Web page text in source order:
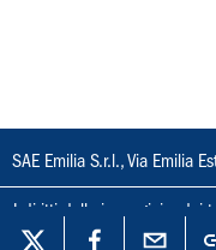
SAE Emilia S.r.l., Via Emilia
I diritti delle immagini e dei
loro riproduzione con